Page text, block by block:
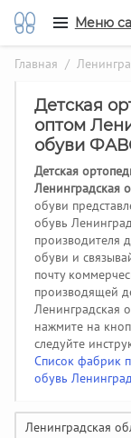
Меню
Главная /
Детская
оптом
обуви
Детская
Ленинградская
обуви
обувь
производителя
обуви и
почту
производящей
Ленинградская
нажмите на
следуйте
Список фабрик
обувь
Ленинградская